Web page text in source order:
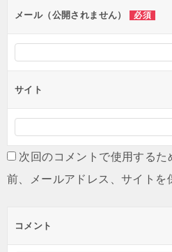
ンメール（公開されません） 必須
サイト
次回のコメントで使用するた
前、メールアドレス、サイトを
コメント